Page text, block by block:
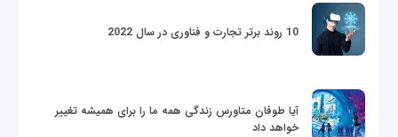
10 روند برتر تجارت و فناوری در سال 2022
آیا طوفان متاورس زندگی همه ما را برای همیشه تغییر
خواهد داد